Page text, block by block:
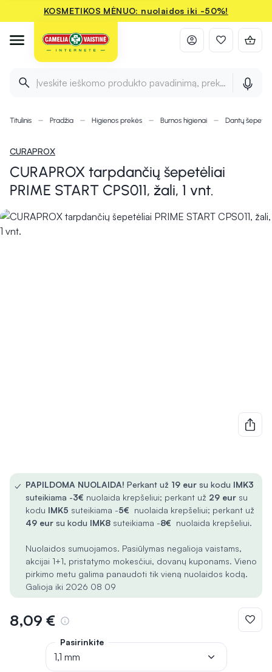
KOSMETIKOS MĖNUO: nuolaidos iki -50%!
Įveskite ieškomo produkto pavadinimą, prekės ženklą ir
Titulinis Pradžia Higienos prekės Burnos higienai Dantų
CURAPROX
CURAPROX tarpdančių šepetėliai
PRIME START CPS011, žali, 1 vnt.
✓ PAPILDOMA NUOLAIDA! Perkant už 19 eur su kodu IMK3
suteikiama -3€ nuolaida krepšeliui; perkant už 29 eur su
kodu IMK5 suteikiama -5€ nuolaida krepšeliui; perkant už
49 eur su kodu IMK8 suteikiama -8€ nuolaida krepšeliui.
Nuolaidos sumuojamos. Pasiūlymas negalioja vaistams,
akcijai 1+1, pristatymo mokesčiui, dovanų kuponams. Vieno
pirkimo metu galima panaudoti tik vieną nuolaidos kodą.
Galioja iki 2026 08 09
8,09 €
Pasirinkite
1,1 mm